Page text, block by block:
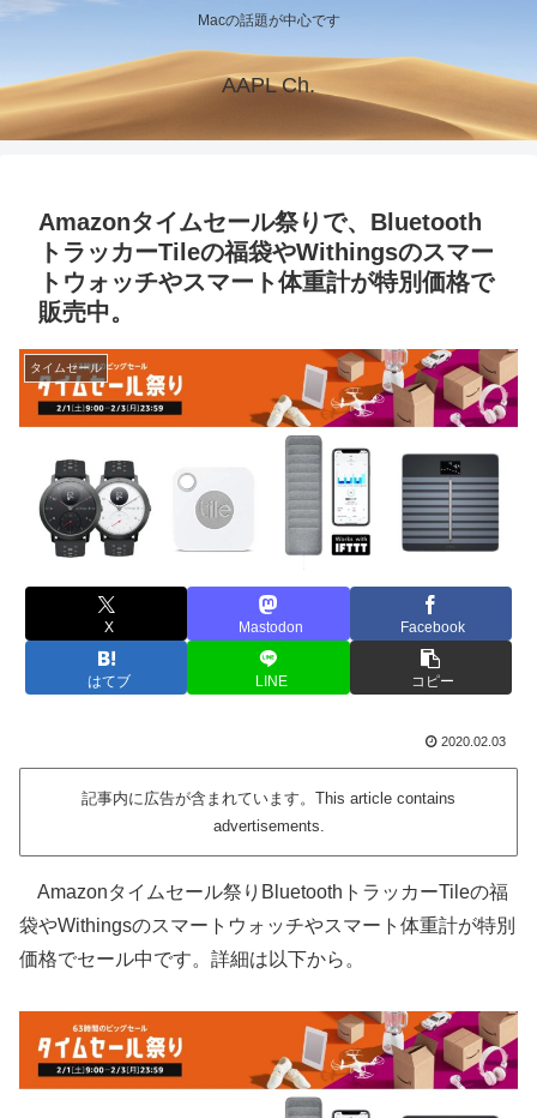
Macの話題が中心です
AAPL Ch.
Amazonタイムセール祭りで、Bluetooth
トラッカーTileの福袋やWithingsのスマー
トウォッチやスマート体重計が特別価格で
販売中。
タイムセール
X Mastodon Facebook
はてブ LINE コピー
2020.02.03
記事内に広告が含まれています。This article contains
advertisements.
Amazonタイムセール祭りBluetoothトラッカーTileの福
袋やWithingsのスマートウォッチやスマート体重計が特別
価格でセール中です。詳細は以下から。